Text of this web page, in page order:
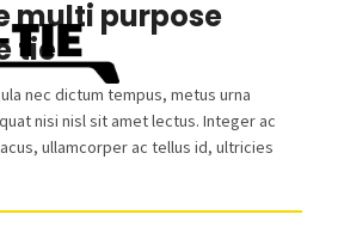
multi purpose
tie
nec dictum tempus, metus urna
nisi nisl sit amet lectus. Integer ac
ullamcorper ac tellus id, ultricies